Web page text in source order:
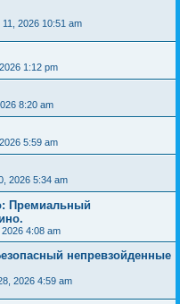
2026 10:51 am
1:12 pm
8:20 am
5:59 am
2026 5:34 am
Премиальный
4:08 am
непревзойденные
2026 4:59 am